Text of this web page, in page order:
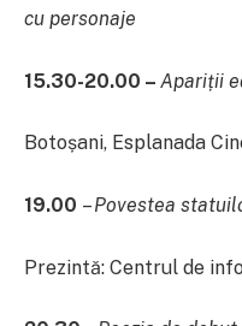
cu personaje
15.30-20.00 – Apariții
Botoșani, Esplanada
19.00 –Povestea
Prezintă: Centrul de